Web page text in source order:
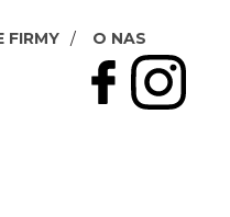
FIRMY O NAS